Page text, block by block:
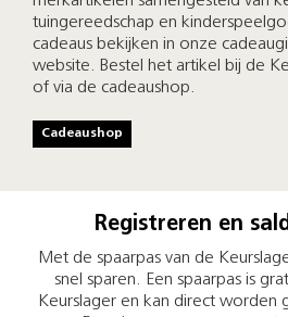
tuingereedschap en
cadeaus bekijken in onze
website. Bestel het artikel bij de
of via de cadeaushop.
Cadeaushop
Registreren en
Met de spaarpas van de
snel sparen. Een spaarpas is
Keurslager en kan direct worden